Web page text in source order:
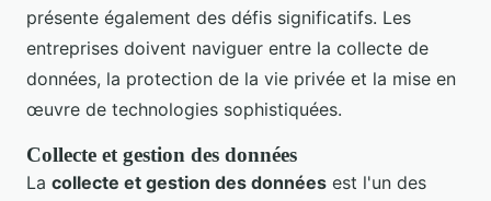
présente également des défis significatifs. Les
entreprises doivent naviguer entre la collecte de
données, la protection de la vie privée et la mise en
œuvre de technologies sophistiquées.
Collecte et gestion des données
La collecte et gestion des données est l'un des